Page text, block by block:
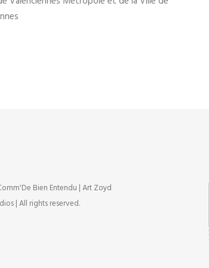
Bien Entendu | Art Zoyd
| All rights reserved.